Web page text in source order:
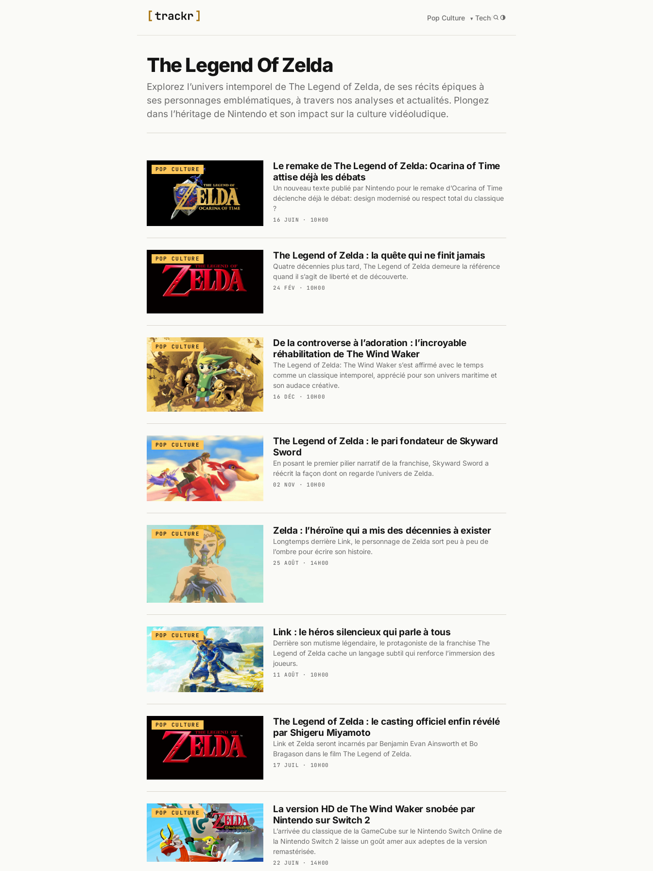
Pop Culture Tech/
The Legend Of Zelda
Explorez l’univers intemporel de The Legend of Zelda, de ses récits épiques à
ses personnages emblématiques, à travers nos analyses et actualités. Plongez
dans l’héritage de Nintendo et son impact sur la culture vidéoludique.
POP CULTURE
Le remake de The Legend of Zelda: Ocarina of Time
attise déjà les débats
Un nouveau texte publié par Nintendo pour le remake d’Ocarina of Time
déclenche déjà le débat: design modernisé ou respect total du classique
?
16 JUIN · 10H00
POP CULTURE The Legend of Zelda : la quête qui ne finit jamais
Quatre décennies plus tard, The Legend of Zelda demeure la référence
quand il s’agit de liberté et de découverte.
24 FÉV · 10H00
POP CULTURE
De la controverse à l’adoration : l’incroyable
réhabilitation de The Wind Waker
The Legend of Zelda: The Wind Waker s’est affirmé avec le temps
comme un classique intemporel, apprécié pour son univers maritime et
son audace créative.
16 DÉC · 10H00
POP CULTURE
The Legend of Zelda : le pari fondateur de Skyward
Sword
En posant le premier pilier narratif de la franchise, Skyward Sword a
réécrit la façon dont on regarde l’univers de Zelda.
02 NOV · 10H00
POP CULTURE Zelda : l’héroïne qui a mis des décennies à exister
Longtemps derrière Link, le personnage de Zelda sort peu à peu de
l’ombre pour écrire son histoire.
25 AOÛT · 14H00
POP CULTURE Link : le héros silencieux qui parle à tous
Derrière son mutisme légendaire, le protagoniste de la franchise The
Legend of Zelda cache un langage subtil qui renforce l’immersion des
joueurs.
11 AOÛT · 10H00
POP CULTURE
The Legend of Zelda : le casting officiel enfin révélé
par Shigeru Miyamoto
Link et Zelda seront incarnés par Benjamin Evan Ainsworth et Bo
Bragason dans le film The Legend of Zelda.
17 JUIL · 10H00
POP CULTURE
La version HD de The Wind Waker snobée par
Nintendo sur Switch 2
L’arrivée du classique de la GameCube sur le Nintendo Switch Online de
la Nintendo Switch 2 laisse un goût amer aux adeptes de la version
remastérisée.
22 JUIN · 14H00